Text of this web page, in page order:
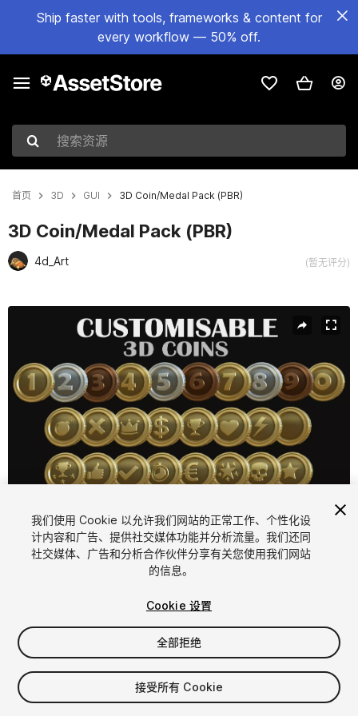
Ship faster with tools, frameworks & content for
every workflow — 50% off.
搜索资源
首页 3D GUI 3D Coin/Medal Pack (PBR)
3D Coin/Medal Pack (PBR)
4d_Art (暂无评分)
当前幻灯片：1 / 9
1/9
$6
增值税将在结算时计算
我们使用 Cookie 以允许我们网站的正常工作、个性化设
计内容和广告、提供社交媒体功能并分析流量。我们还同
社交媒体、广告和分析合作伙伴分享有关您使用我们网站
的信息。
Cookie 设置
全部拒绝
接受所有 Cookie